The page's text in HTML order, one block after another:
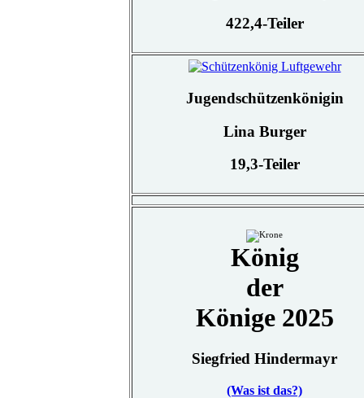
422,4-Teiler
Jugendschützenkönigin
Lina Burger
19,3-Teiler
König
der
Könige 2025
Siegfried Hindermayr
(Was ist das?)